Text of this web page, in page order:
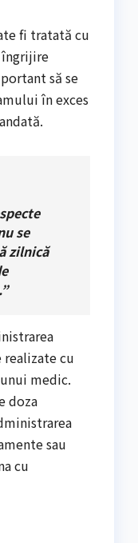
fi tratată cu
îngrijire
să se
în exces
se
zilnică
cu
medic.
doza
sau
cu